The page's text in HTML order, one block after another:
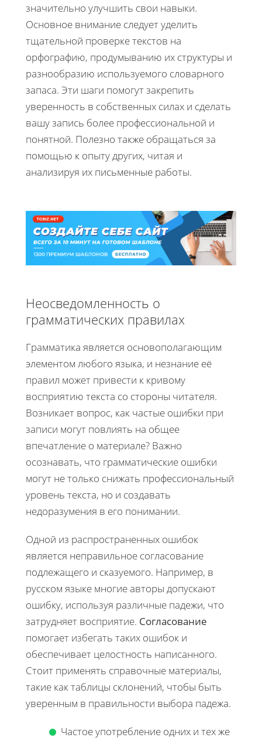
значительно улучшить свои навыки.
Основное внимание следует уделить
тщательной проверке текстов на
орфографию, продумыванию их структуры и
разнообразию используемого словарного
запаса. Эти шаги помогут закрепить
уверенность в собственных силах и сделать
вашу запись более профессиональной и
понятной. Полезно также обращаться за
помощью к опыту других, читая и
анализируя их письменные работы.
Неосведомленность о
грамматических правилах
Грамматика является основополагающим
элементом любого языка, и незнание её
правил может привести к кривому
восприятию текста со стороны читателя.
Возникает вопрос, как частые ошибки при
записи могут повлиять на общее
впечатление о материале? Важно
осознавать, что грамматические ошибки
могут не только снижать профессиональный
уровень текста, но и создавать
недоразумения в его понимании.
Одной из распространенных ошибок
является неправильное согласование
подлежащего и сказуемого. Например, в
русском языке многие авторы допускают
ошибку, используя различные падежи, что
затрудняет восприятие. Согласование
помогает избегать таких ошибок и
обеспечивает целостность написанного.
Стоит применять справочные материалы,
такие как таблицы склонений, чтобы быть
уверенным в правильности выбора падежа.
Частое употребление одних и тех же